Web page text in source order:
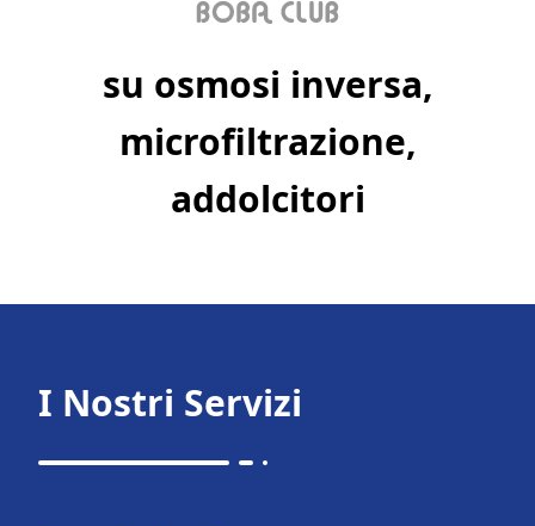
su osmosi inversa,
microfiltrazione,
addolcitori
I Nostri Servizi